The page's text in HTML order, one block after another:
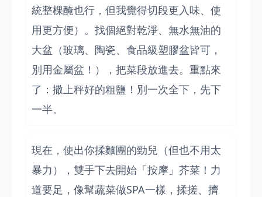
統整棵醃也行，但我覺得切段更入味、使
用更方便）。找個絕對乾淨、無水無油的
大盆（玻璃、陶瓷、食品級塑膠盆皆可，
別用金屬盆！），把菜段放進去。重點來
了：撒上秤好的粗鹽！別一次全下，先下
一半。
現在，使出你揉麵團的勁兒（但也不用太
暴力），雙手下去開始「按摩」芥菜！力
道要足，像幫蔬菜做SPA一樣，揉搓、擠